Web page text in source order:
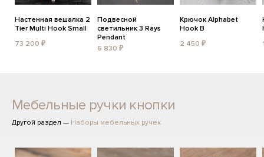
Настенная вешалка 2
Tier Multi Hook Small
73 200 ₽
Подвесной
светильник 3 Rays
Pendant
6 830 ₽
Крючок Alphabet
Hook B
2 450 ₽
Мебельные ручки кнопки
Другой раздел — Наборы мебельных ручек